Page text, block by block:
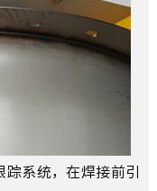
系统，在焊接前引